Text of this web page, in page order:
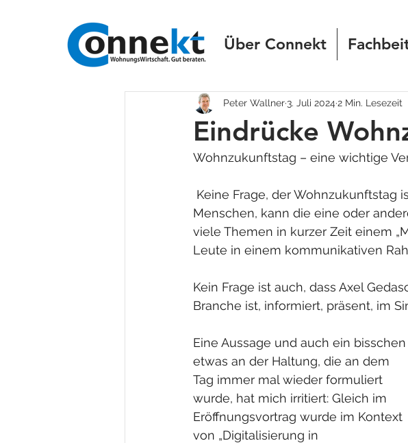
Über Connekt
Eindrücke
Peter Wallner 3. Juli 2024 2 Min. Lesezeit
Wohnzukunftstag – eine wichtige
Keine Frage, der Wohnzukunftstag
Menschen, kann die eine oder
viele Themen in kurzer Zeit einem
Leute in einem kommunikativen
Kein Frage ist auch, dass Axel
Branche ist, informiert, präsent, im
Eine Aussage und auch ein bisschen
etwas an der Haltung, die an dem
Tag immer mal wieder formuliert
wurde, hat mich irritiert: Gleich im
Eröffnungsvortrag wurde im Kontext
von „Digitalisierung in